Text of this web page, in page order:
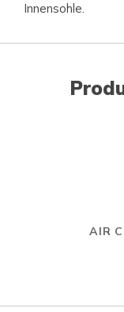
Innensohle.
AIR